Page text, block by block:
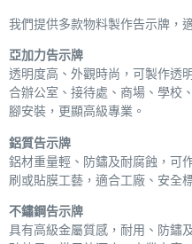
我們提供多款物料製作告示牌，
亞加力告示牌
透明度高、外觀時尚，可製作透
合辦公室、接待處、商場、學校
腳安裝，更顯高級專業。
鋁質告示牌
鋁材重量輕、防鏽及耐腐蝕，可
刷或貼膜工藝，適合工廠、安全
不鏽鋼告示牌
具有高級金屬質感，耐用、防鏽